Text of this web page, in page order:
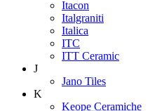
Itacon
Italgraniti
Italica
ITC
ITT Ceramic
J
Jano Tiles
K
Keope Ceramiche